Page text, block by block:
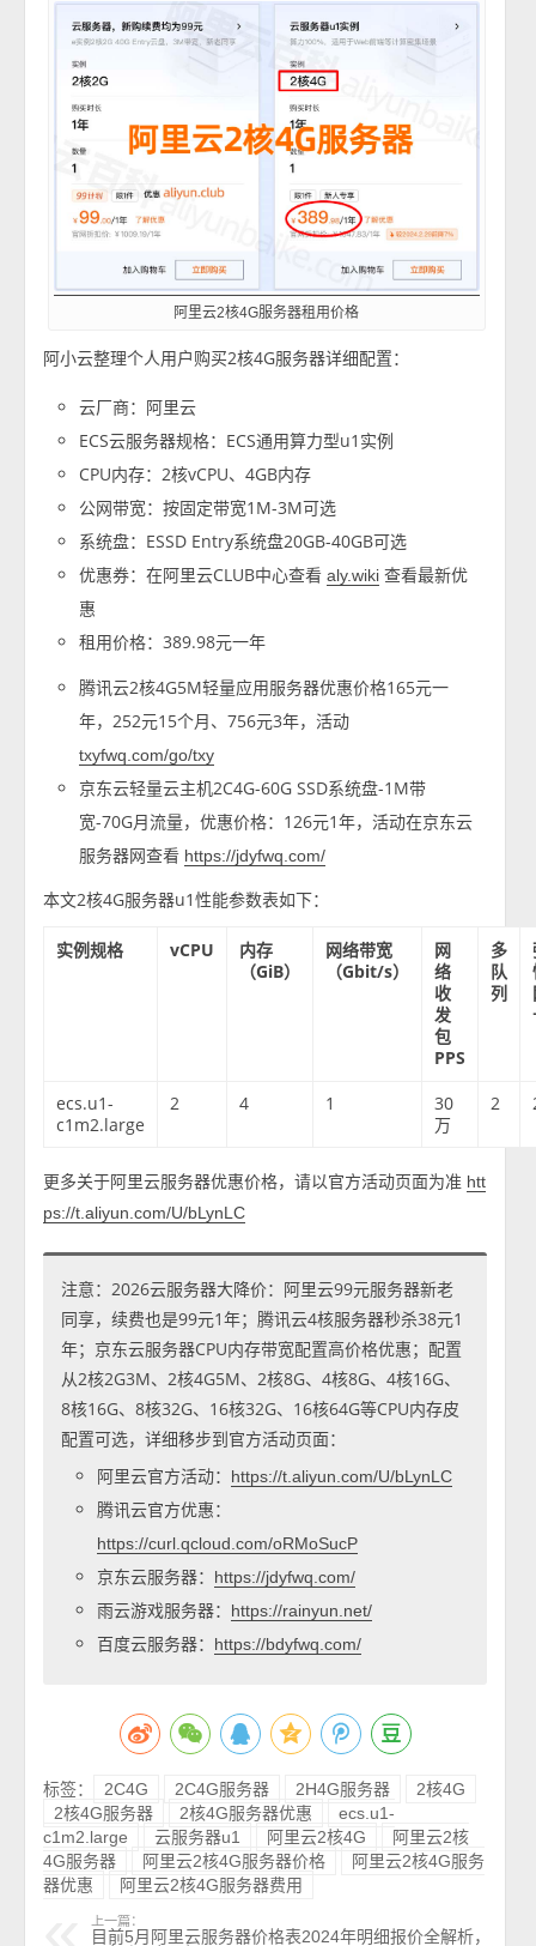
阿里云2核4G服务器租用价格
阿小云整理个人用户购买2核4G服务器详细配置：
云厂商：阿里云
ECS云服务器规格：ECS通用算力型u1实例
CPU内存：2核vCPU、4GB内存
公网带宽：按固定带宽1M-3M可选
系统盘：ESSD Entry系统盘20GB-40GB可选
优惠券：在阿里云CLUB中心查看aly.wiki 查看最新优
惠
租用价格：389.98元一年
腾讯云2核4G5M轻量应用服务器优惠价格165元一
年，252元15个月、756元3年，活动
txyfwq.com/go/txy
京东云轻量云主机2C4G-60G SSD系统盘-1M带
宽-70G月流量，优惠价格：126元1年，活动在京东云
服务器网查看 https://jdyfwq.com/
本文2核4G服务器u1性能参数表如下：
实例规格 vCPU
内存
（GiB）
网络带宽
（Gbit/s）
网
络
收
发
包
PPS
多
队
列
ecs.u1-
c1m2.large
2 4 1
30
万
2
更多关于阿里云服务器优惠价格，请以官方活动页面为准 htt
ps://t.aliyun.com/U/bLynLC
注意：2026云服务器大降价：阿里云99元服务器新老
同享，续费也是99元1年；腾讯云4核服务器秒杀38元1
年；京东云服务器CPU内存带宽配置高价格优惠；配置
从2核2G3M、2核4G5M、2核8G、4核8G、4核16G、
8核16G、8核32G、16核32G、16核64G等CPU内存皮
配置可选，详细移步到官方活动页面：
阿里云官方活动：
https://t.aliyun.com/U/bLynLC
腾讯云官方优惠：
https://curl.qcloud.com/oRMoSucP
京东云服务器： https://jdyfwq.com/
雨云游戏服务器： https://rainyun.net/
百度云服务器： https://bdyfwq.com/
标签： 2C4G 2C4G服务器 2H4G服务器
2核4G
2核4G服务器
2核4G服务器优惠
ecs.u1-
c1m2.large
云服务器u1 阿里云2核4G
阿里云2核
4G服务器
阿里云2核4G服务器价格
阿里云2核4G服务
器优惠
阿里云2核4G服务器费用
上一篇：
目前5月阿里云服务器价格表2024年明细报价全解析，